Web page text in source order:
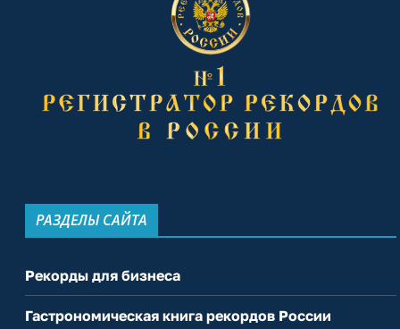
РАЗДЕЛЫ САЙТА
Рекорды для бизнеса
Гастрономическая книга рекордов России